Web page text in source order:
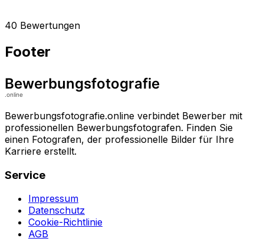
40 Bewertungen
Footer
Bewerbungsfotografie.online verbindet Bewerber mit
professionellen Bewerbungsfotografen. Finden Sie
einen Fotografen, der professionelle Bilder für Ihre
Karriere erstellt.
Service
Impressum
Datenschutz
Cookie-Richtlinie
AGB